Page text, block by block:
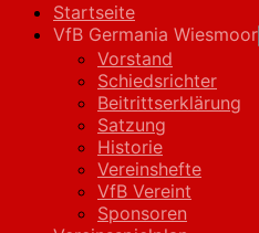
Startseite
VfB Germania Wiesmoor
Vorstand
Schiedsrichter
Beitrittserklärung
Satzung
Historie
Vereinshefte
VfB Vereint
Sponsoren